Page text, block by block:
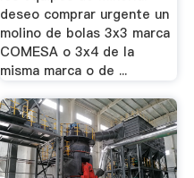
deseo comprar urgente un
molino de bolas 3x3 marca
COMESA o 3x4 de la
misma marca o de ...